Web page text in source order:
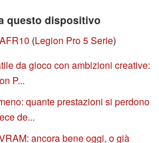
questo dispositivo
(Legion Pro 5 Serie)
da gioco con ambizioni creative:
P...
quante prestazioni si perdono
de...
ancora bene oggi, o già